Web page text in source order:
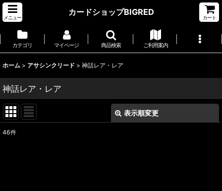
メニュー
カードショップBIGRED
カート
カテゴリ マイページ 商品検索 ご利用案内
ホーム > アサシンクリード > 神話レア・レア
神話レア・レア
表示順変更
46件